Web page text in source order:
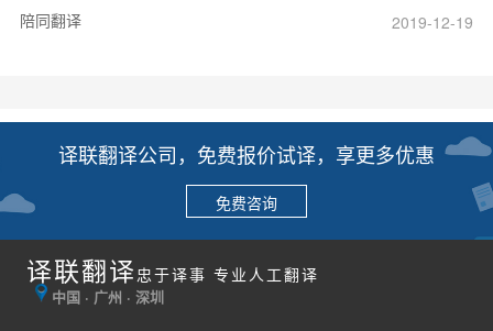
陪同翻译
2019-12-19
译联翻译公司，免费报价试译，享更多优惠
免费咨询
译联翻译 忠于译事 专业人工翻译
中国 · 广州 · 深圳